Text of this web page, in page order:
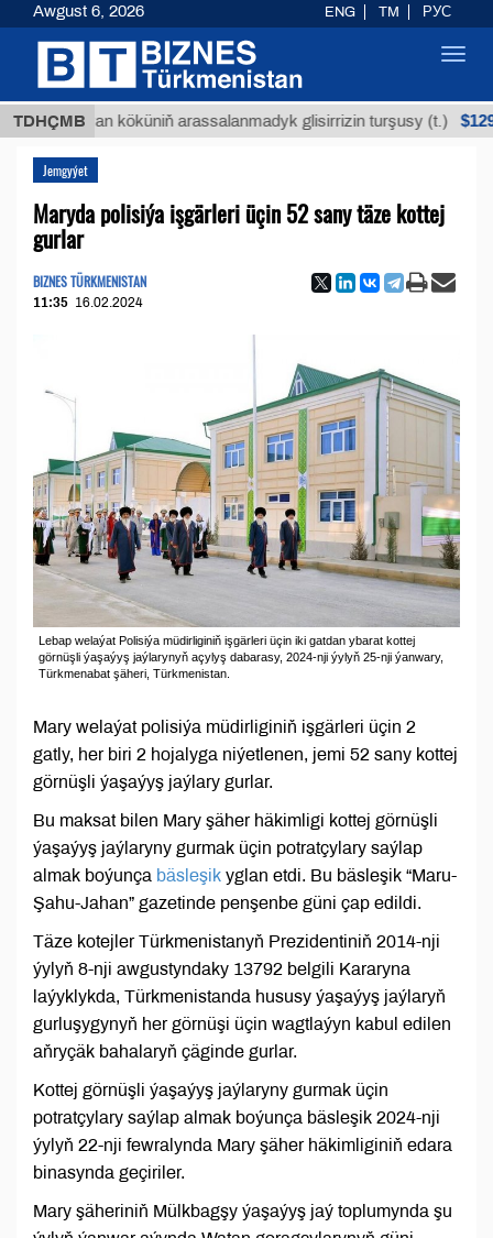
TDHÇMB
Buýan köküniň arassalanmadyk glisirrizin turşusy (t.)
Jemgyýet
Maryda polisiýa işgärleri üçin 52 sany täze kottej
gurlar
BIZNES TÜRKMENISTAN
11:35 16.02.2024
Lebap welaýat Polisiýa müdirliginiň işgärleri üçin iki gatdan ybarat kottej
görnüşli ýaşaýyş jaýlarynyň açylyş dabarasy, 2024-nji ýylyň 25-nji ýanwary,
Türkmenabat şäheri, Türkmenistan.
Mary welaýat polisiýa müdirliginiň işgärleri üçin 2
gatly, her biri 2 hojalyga niýetlenen, jemi 52 sany kottej
görnüşli ýaşaýyş jaýlary gurlar.
Bu maksat bilen Mary şäher häkimligi kottej görnüşli
ýaşaýyş jaýlaryny gurmak üçin potratçylary saýlap
almak boýunça bäsleşik yglan etdi. Bu bäsleşik “Maru-
Şahu-Jahan” gazetinde penşenbe güni çap edildi.
Täze kotejler Türkmenistanyň Prezidentiniň 2014-nji
ýylyň 8-nji awgustyndaky 13792 belgili Kararyna
laýyklykda, Türkmenistanda hususy ýaşaýyş jaýlaryň
gurluşygynyň her görnüşi üçin wagtlaýyn kabul edilen
aňryçäk bahalaryň çäginde gurlar.
Kottej görnüşli ýaşaýyş jaýlaryny gurmak üçin
potratçylary saýlap almak boýunça bäsleşik 2024-nji
ýylyň 22-nji fewralynda Mary şäher häkimliginiň edara
binasynda geçiriler.
Mary şäheriniň Mülkbagşy ýaşaýyş jaý toplumynda şu
Awgust 6, 2026 ENG TM РУС